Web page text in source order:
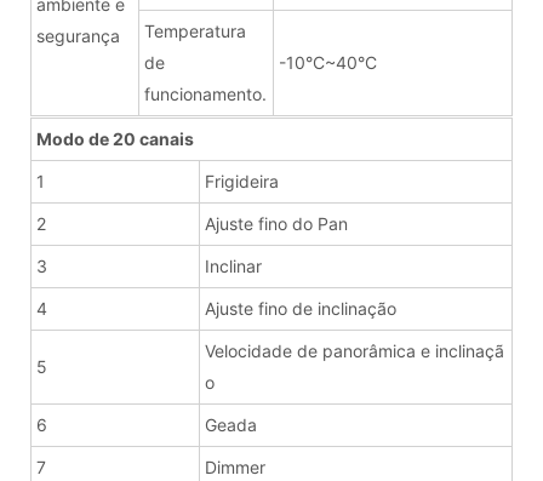
segurança
Temperatura
de
funcionamento.
-10°C~40°C
Modo de 20 canais
1 Frigideira
2 Ajuste fino do Pan
3 Inclinar
4 Ajuste fino de inclinação
5
Velocidade de panorâmica e inclinaçã
o
6 Geada
7 Dimmer